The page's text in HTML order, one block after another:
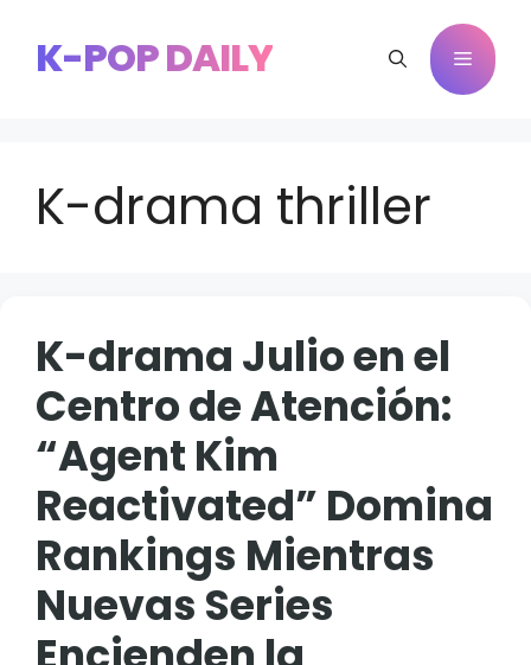
contenido
K-POP DAILY Menú
K-drama thriller
K-drama Julio en el
Centro de Atención:
“Agent Kim
Reactivated” Domina
Rankings Mientras
Nuevas Series